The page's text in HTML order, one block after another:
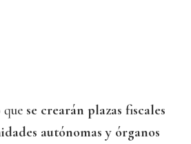
se crearán plazas fiscales
autónomas y órganos